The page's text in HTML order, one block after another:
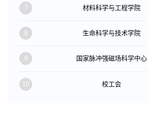
7 材料科学与工程学院
8 生命科学与技术学院
9 国家脉冲强磁场科学中心
10 校工会